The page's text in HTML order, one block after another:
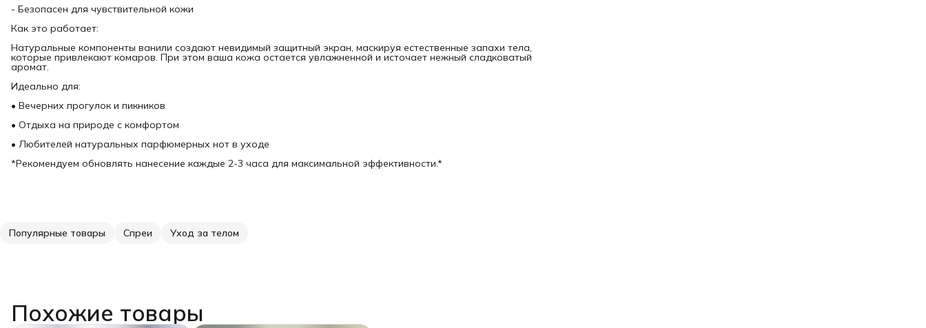
- Безопасен для чувствительной кожи
Как это работает:
Натуральные компоненты ванили создают невидимый защитный экран, маскируя естественные запахи тела,
которые привлекают комаров. При этом ваша кожа остается увлажненной и источает нежный сладковатый
аромат.
Идеально для:
• Вечерних прогулок и пикников
• Отдыха на природе с комфортом
• Любителей натуральных парфюмерных нот в уходе
*Рекомендуем обновлять нанесение каждые 2-3 часа для максимальной эффективности.*
Популярные товары Спреи Уход за телом
Похожие товары